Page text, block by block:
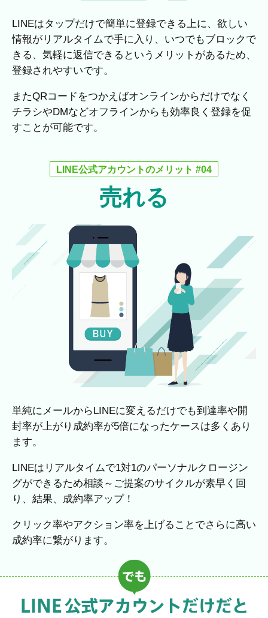
LINEはタップだけで簡単に登録できる上に、欲しい
情報がリアルタイムで手に入り、いつでもブロックで
きる、気軽に返信できるというメリットがあるため、
登録されやすいです。
またQRコードをつかえばオンラインからだけでなく
チラシやDMなどオフラインからも効率良く登録を促
すことが可能です。
LINE公式アカウントのメリット #04
売れる
単純にメールからLINEに変えるだけでも到達率や開
封率が上がり成約率が5倍になったケースは多くあり
ます。
LINEはリアルタイムで1対1のパーソナルクロージン
グができるため相談～ご提案のサイクルが素早く回
り、結果、成約率アップ！
クリック率やアクション率を上げることでさらに高い
成約率に繋がります。